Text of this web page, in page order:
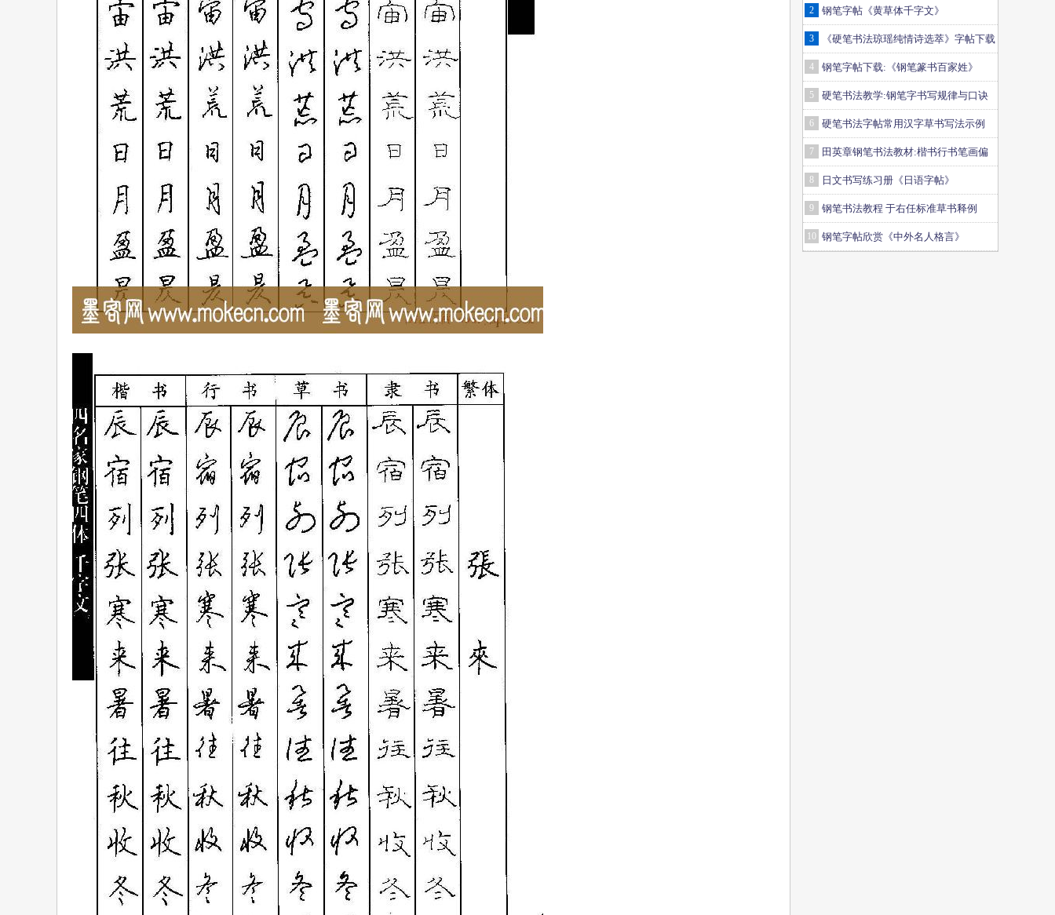
2 钢笔字帖《黄草体千字文》
3 《硬笔书法琼瑶纯情诗选萃》字帖下载
4 钢笔字帖下载:《钢笔篆书百家姓》
5 硬笔书法教学:钢笔字书写规律与口诀
6 硬笔书法字帖常用汉字草书写法示例
7 田英章钢笔书法教材:楷书行书笔画偏
旁二十三课
8 日文书写练习册《日语字帖》
9 钢笔书法教程 于右任标准草书释例
10 钢笔字帖欣赏《中外名人格言》